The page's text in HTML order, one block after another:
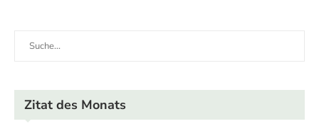
Zitat des Monats